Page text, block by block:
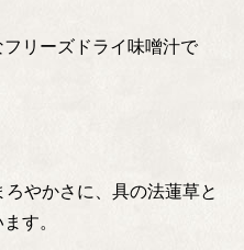
リーズドライ味噌汁で
やかさに、具の法蓮草と
す。